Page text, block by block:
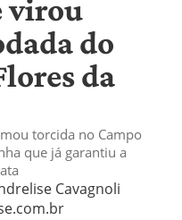
virou
do
da
torcida no Campo
que já garantiu a
Cavagnoli